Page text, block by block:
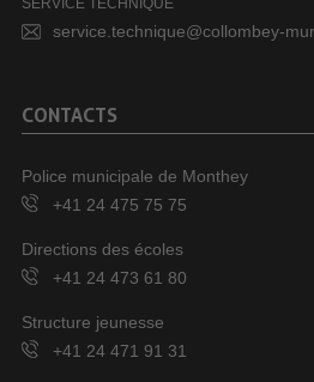
SERVICE TECHNIQUE
service.technique@collombey-
CONTACTS
Police municipale de Monthey
+41 24 475 75 75
Directions des écoles
+41 24 473 61 80
Structure jeunesse
+41 24 471 91 31